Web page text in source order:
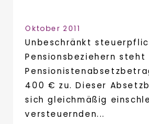
Oktober 2011
Unbeschränkt
Pensionsbeziehern steht
400 € zu. Dieser
sich gleichmäßig
versteuernden...